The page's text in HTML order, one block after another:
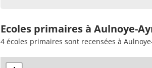
Ecoles primaires à Aulnoye-
4 écoles primaires sont recensées à